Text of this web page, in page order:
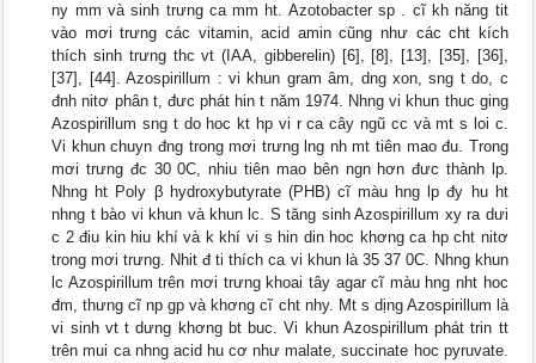
ny mm và sinh trưng ca mm ht. Azotobacter sp . cĩ kh năng tit
vào mơi trưng các vitamin, acid amin cũng như các cht kích
thích sinh trưng thc vt (IAA, gibberelin) [6], [8], [13], [35], [36],
[37], [44]. Azospirillum : vi khun gram âm, dng xon, sng t do, c
đnh nitơ phân t, đưc phát hin t năm 1974. Nhng vi khun thuc ging
Azospirillum sng t do hoc kt hp vi r ca cây ngũ cc và mt s loi c.
Vi khun chuyn đng trong mơi trưng lng nh mt tiên mao đu. Trong
mơi trưng đc 30 0C, nhiu tiên mao bên ngn hơn đưc thành lp.
Nhng ht Poly β hydroxybutyrate (PHB) cĩ màu hng lp đy hu ht
nhng t bào vi khun và khun lc. S tăng sinh Azospirillum xy ra dưi
c 2 điu kin hiu khí và k khí vi s hin din hoc khơng ca hp cht nitơ
trong mơi trưng. Nhit đ ti thích ca vi khun là 35 37 0C. Nhng khun
lc Azospirillum trên mơi trưng khoai tây agar cĩ màu hng nht hoc
đm, thưng cĩ np gp và khơng cĩ cht nhy. Mt s dịng Azospirillum là
vi sinh vt t dưng khơng bt buc. Vi khun Azospirillum phát trin tt
trên mui ca nhng acid hu cơ như malate, succinate hoc pyruvate.